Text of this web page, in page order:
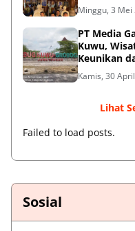
Minggu, 3 Mei
PT Media
Kuwu,
Keunikan
Kamis, 30
Lihat
Failed to load posts.
Sosial